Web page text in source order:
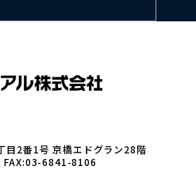
目2番1号 京橋エドグラン28階
6841-8106